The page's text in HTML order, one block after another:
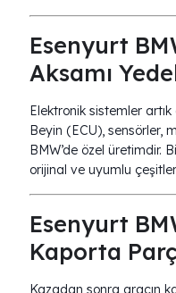
Esenyurt
Aksamı
Elektronik sistemler
Beyin (ECU), sensörler,
BMW’de özel üretimdir.
orijinal ve uyumlu
Esenyurt
Kaporta
Kazadan sonra aracın